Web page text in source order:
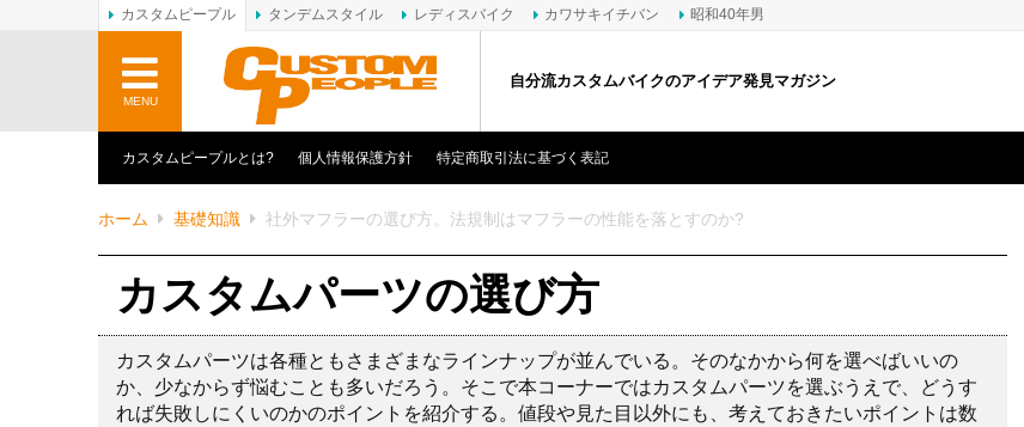
カスタムピープルとは? 個人情報保護方針 特定商取引法に基づく表記
ホーム 基礎知識 社外マフラーの選び方。法規制はマフラーの性能を落とすのか?
カスタムパーツの選び方
カスタムパーツは各種ともさまざまなラインナップが並んでいる。そのなかから何を選べばいいの
か、少なからず悩むことも多いだろう。そこで本コーナーではカスタムパーツを選ぶうえで、どうす
れば失敗しにくいのかのポイントを紹介する。値段や見た目以外にも、考えておきたいポイントは数
カスタムピープル タンデムスタイル レディスバイク カワサキイチバン 昭和40年男
MENU
自分流カスタムバイクのアイデア発見マガジン